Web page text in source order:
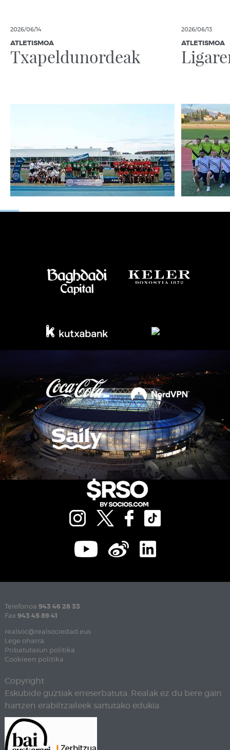
2026/06/14
ATLETISMOA
Txapeldunordeak
2026/06/13
ATLETISMOA
Telefonoa 943 46 28 33
Fax 943 45 89 41
realsoc@realsociedad.eus
Lege oharra
Pribatutasun politika
Cookieen politika
Copyright
Eskubide guztiak erreserbatuta. Realak ez du bere gain
hartzen erabiltzaileek sartutako edukia.